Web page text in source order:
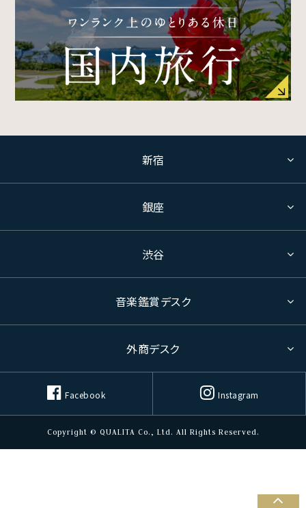
新宿
銀座
渋谷
音楽鑑賞デスク
外商デスク
Facebook Instagram
Copyright © QUALITA Co., Ltd. All Rights Reserved.